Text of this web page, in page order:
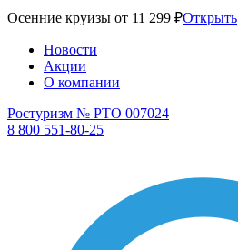
Осенние круизы от 11 299 ₽Открыть
Новости
Акции
О компании
Ростуризм № РТО 007024
8 800 551-80-25